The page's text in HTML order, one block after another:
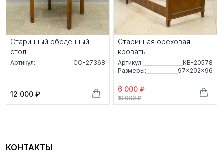
Старинный обеденный
стол
Артикул: СО-27368
12 000 ₽
Старинная ореховая
кровать
Артикул:
КВ-20578
Размеры:
97×202×96
6 000 ₽
10 000 ₽
КОНТАКТЫ